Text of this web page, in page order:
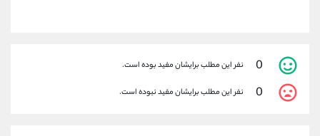
0 نفر این مطلب برایشان مفید بوده است.
0 نفر این مطلب برایشان مفید نبوده است.